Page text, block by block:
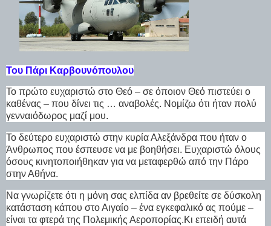
Του Πάρι Καρβουνόπουλου
Το πρώτο ευχαριστώ στο Θεό – σε όποιον Θεό πιστεύει ο
καθένας – που δίνει τις … αναβολές. Νομίζω ότι ήταν πολύ
γενναιόδωρος μαζί μου.
Το δεύτερο ευχαριστώ στην κυρία Αλεξάνδρα που ήταν ο
Άνθρωπος που έσπευσε να με βοηθήσει. Ευχαριστώ όλους
όσους κινητοποιήθηκαν για να μεταφερθώ από την Πάρο
στην Αθήνα.
Να γνωρίζετε ότι η μόνη σας ελπίδα αν βρεθείτε σε δύσκολη
κατάσταση κάπου στο Αιγαίο – ένα εγκεφαλικό ας πούμε –
είναι τα φτερά της Πολεμικής Αεροπορίας.Κι επειδή αυτά